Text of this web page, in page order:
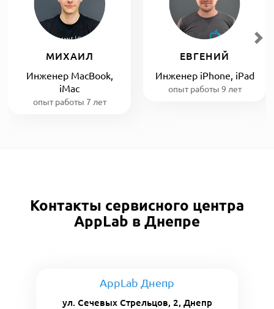
МИХАИЛ
Инженер MacBook,
iMac
опыт работы 7 лет
ЕВГЕНИЙ
Инженер iPhone, iPad
опыт работы 9 лет
Контакты сервисного центра
AppLab в Днепре
AppLab Днепр
ул. Сечевых Стрельцов, 2, Днепр